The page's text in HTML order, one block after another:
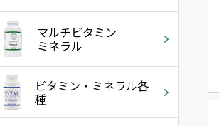
マルチビタミン
ミネラル
ビタミン・ミネラル各
種